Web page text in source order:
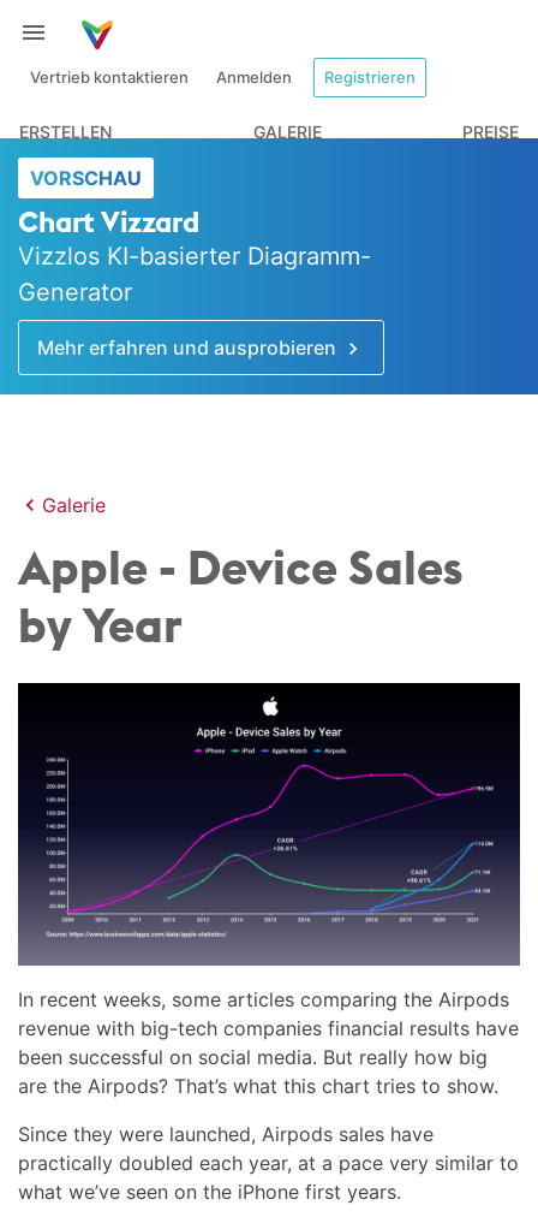
Vertrieb kontaktieren Anmelden Registrieren
ERSTELLEN GALERIE PREISE
VORSCHAU
Chart Vizzard
Vizzlos KI-basierter Diagramm-
Generator
Mehr erfahren und ausprobieren
Galerie
Apple - Device Sales
by Year
In recent weeks, some articles comparing the Airpods
revenue with big-tech companies financial results have
been successful on social media. But really how big
are the Airpods? That’s what this chart tries to show.
Since they were launched, Airpods sales have
practically doubled each year, at a pace very similar to
what we’ve seen on the iPhone first years.